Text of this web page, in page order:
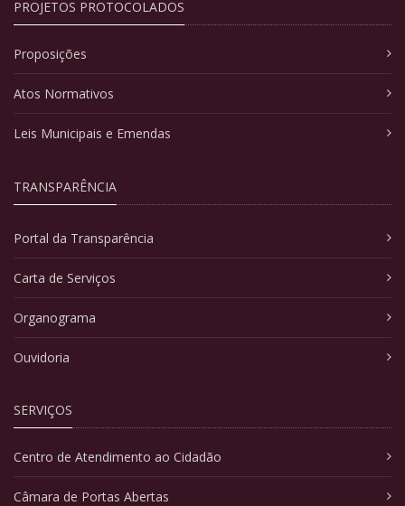
PROJETOS PROTOCOLADOS
Proposições
Atos Normativos
Leis Municipais e Emendas
TRANSPARÊNCIA
Portal da Transparência
Carta de Serviços
Organograma
Ouvidoria
SERVIÇOS
Centro de Atendimento ao Cidadão
Câmara de Portas Abertas